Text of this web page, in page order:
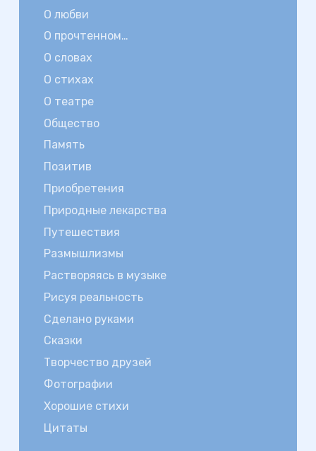
О любви
О прочтенном…
О словах
О стихах
О театре
Общество
Память
Позитив
Приобретения
Природные лекарства
Путешествия
Размышлизмы
Растворяясь в музыке
Рисуя реальность
Сделано руками
Сказки
Творчество друзей
Фотографии
Хорошие стихи
Цитаты